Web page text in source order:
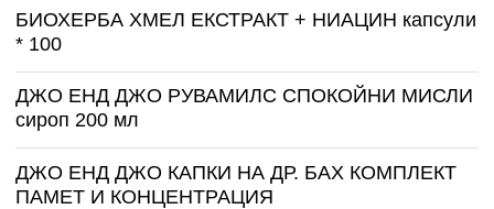
БИОХЕРБА ХМЕЛ ЕКСТРАКТ + НИАЦИН капсули
* 100
ДЖО ЕНД ДЖО РУВАМИЛС СПОКОЙНИ МИСЛИ
сироп 200 мл
ДЖО ЕНД ДЖО КАПКИ НА ДР. БАХ КОМПЛЕКТ
ПАМЕТ И КОНЦЕНТРАЦИЯ